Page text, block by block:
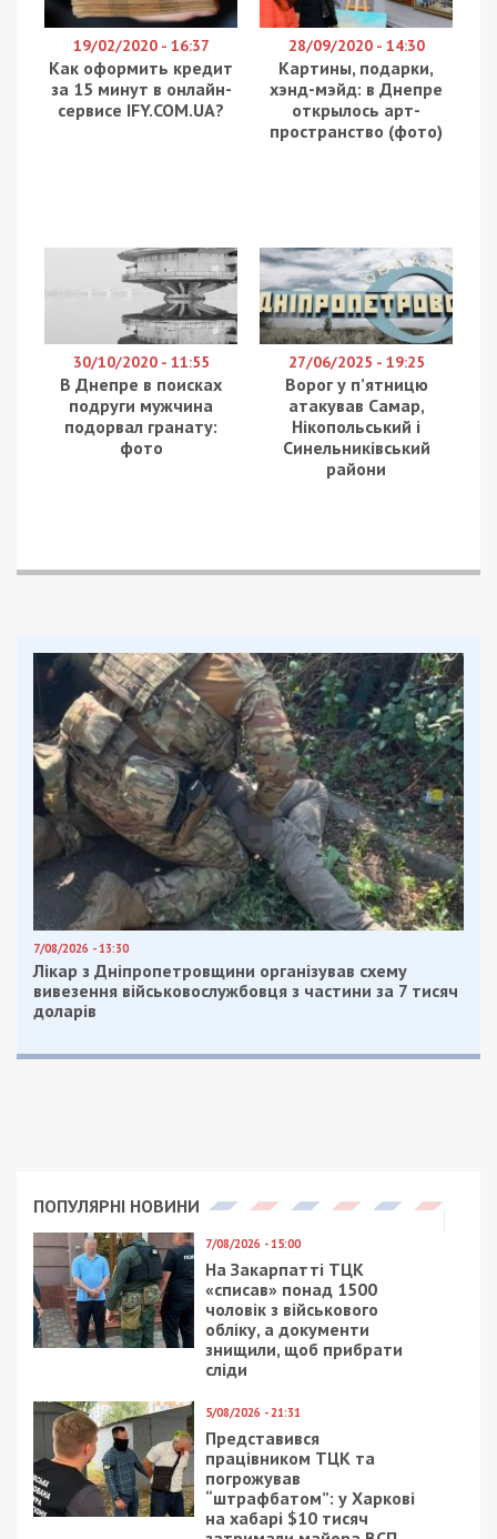
19/02/2020 - 16:37
Как оформить кредит
за 15 минут в онлайн-
сервисе IFY.COM.UA?
28/09/2020 - 14:30
Картины, подарки,
хэнд-мэйд: в Днепре
открылось арт-
пространство (фото)
30/10/2020 - 11:55
В Днепре в поисках
подруги мужчина
подорвал гранату:
фото
27/06/2025 - 19:25
Ворог у п’ятницю
атакував Самар,
Нікопольський і
Синельниківський
райони
7/08/2026 - 13:30
Лікар з Дніпропетровщини організував схему
вивезення військовослужбовця з частини за 7 тисяч
доларів
ПОПУЛЯРНІ НОВИНИ
7/08/2026 - 15:00
На Закарпатті ТЦК
«списав» понад 1500
чоловік з військового
обліку, а документи
знищили, щоб прибрати
сліди
5/08/2026 - 21:31
Представився
працівником ТЦК та
погрожував
“штрафбатом”: у Харкові
на хабарі $10 тисяч